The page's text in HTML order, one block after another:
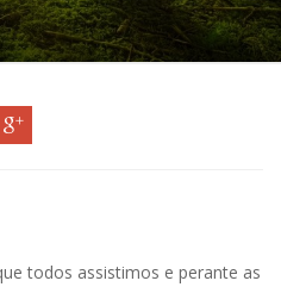
todos assistimos e perante as